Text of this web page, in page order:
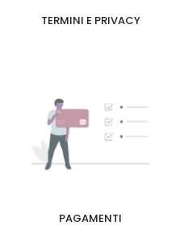
TERMINI E PRIVACY
PAGAMENTI